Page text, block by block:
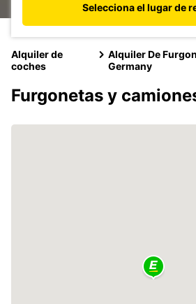
Selecciona el lugar de
Alquiler de
coches
Alquiler De
Germany
Furgonetas y